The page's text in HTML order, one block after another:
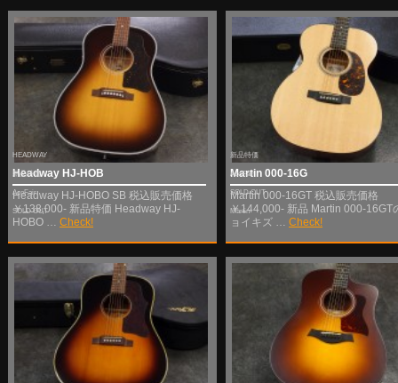
Headway HJ-HOB
HEADWAY
新品特価
AcoFair
SOLD OUT
Headway HJ-HOBO SB 税込販売価格
￥138,000- 新品特価 Headway HJ-
HOBO … Check!
Martin 000-16G
新品特価
AcoFair
SOLD OUT
Martin
Martin 000-16GT 税込販売価格
￥144,000- 新品 Martin 000-16GT
ョイキズ … Check!